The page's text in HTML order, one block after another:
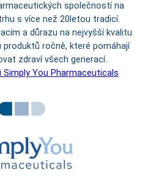
společností na
s více než 20letou tradicí.
a důrazu na nejvyšší kvalitu
produktů ročně, které pomáhají
zdraví všech generací.
You Pharmaceuticals